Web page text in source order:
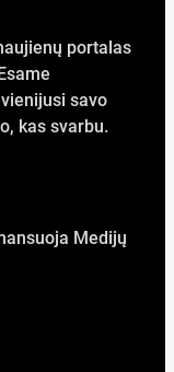
portalas
savo
kas svarbu.
Medijų